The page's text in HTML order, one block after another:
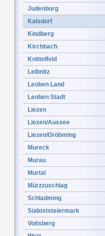
Judenburg
Kalsdorf
Kindberg
Kirchbach
Knittelfeld
Leibnitz
Leoben Land
Leoben Stadt
Liezen
Liezen/Aussee
Liezen/Gröbming
Mureck
Murau
Murtal
Mürzzuschlag
Schladming
Südoststeiermark
Voitsberg